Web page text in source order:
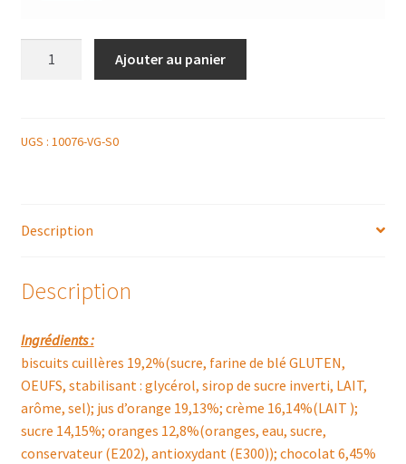
ORANGE
Ajouter au panier
UGS : 10076-VG-S0
Description
Description
Ingrédients :
biscuits cuillères 19,2%(sucre, farine de blé GLUTEN,
OEUFS, stabilisant : glycérol, sirop de sucre inverti, LAIT,
arôme, sel); jus d’orange 19,13%; crème 16,14%(LAIT );
sucre 14,15%; oranges 12,8%(oranges, eau, sucre,
conservateur (E202), antioxydant (E300)); chocolat 6,45%